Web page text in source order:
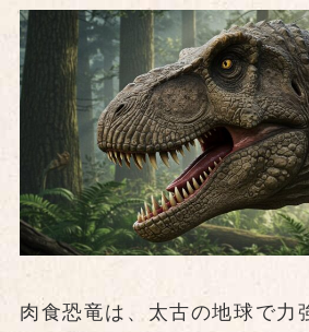
肉食恐竜は、太古の地球で力